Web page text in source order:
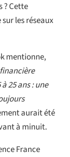
? Cette
les réseaux
mentionne,
25 ans : une
aurait été
à minuit.
France